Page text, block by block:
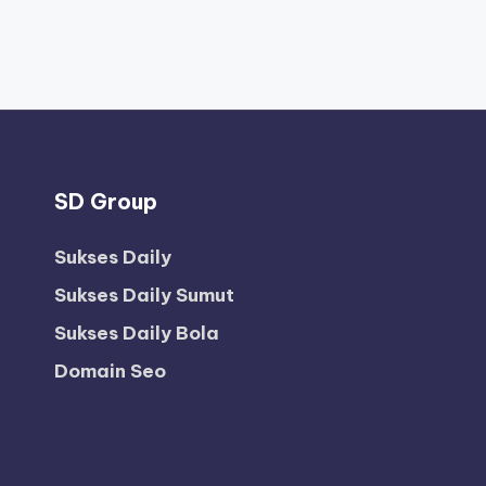
SD Group
Sukses Daily
Sukses Daily Sumut
Sukses Daily Bola
Domain Seo